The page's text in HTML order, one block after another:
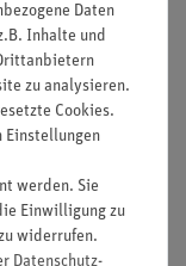
Wicklungen der
für den Motor
aufbereitete
etc.) inkl.
Daten
Inhalte und
zu analysieren.
Cookies.
werden. Sie
Einwilligung zu
widerrufen.
Daten­schutz­